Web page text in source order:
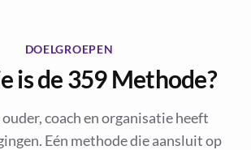
DOELGROEPEN
is de 359 Methode?
ouder, coach en organisatie heeft
Eén methode die aansluit op